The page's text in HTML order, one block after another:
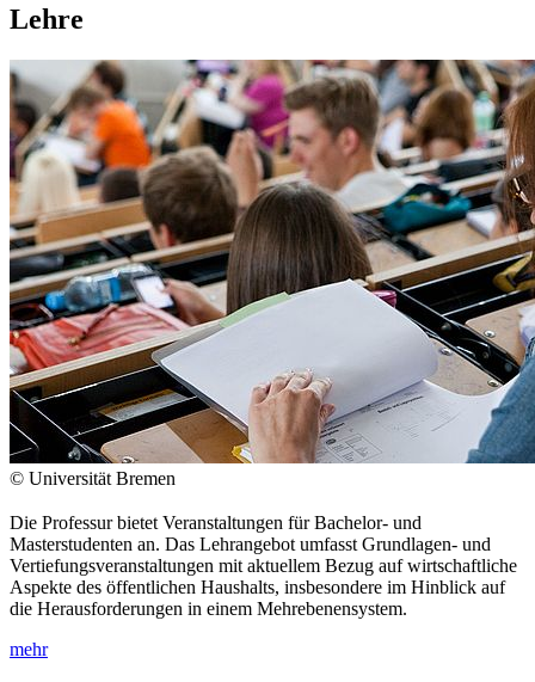
Lehre
© Universität Bremen
Die Professur bietet Veranstaltungen für Bachelor- und
Masterstudenten an. Das Lehrangebot umfasst Grundlagen- und
Vertiefungsveranstaltungen mit aktuellem Bezug auf wirtschaftliche
Aspekte des öffentlichen Haushalts, insbesondere im Hinblick auf
die Herausforderungen in einem Mehrebenensystem.
mehr